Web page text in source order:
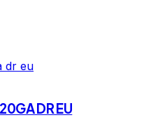
DR EU